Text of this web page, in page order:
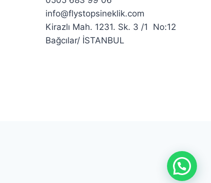
info@flystopsineklik.com
Kirazlı Mah. 1231. Sk. 3 /1 No:12
Bağcılar/ İSTANBUL